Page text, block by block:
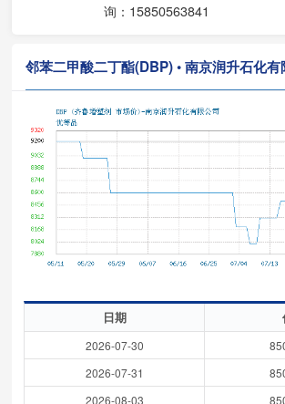
询：15850563841
邻苯二甲酸二丁酯(DBP) • 南京润升石化有
日期
2026-07-30
2026-07-31
2026-08-03